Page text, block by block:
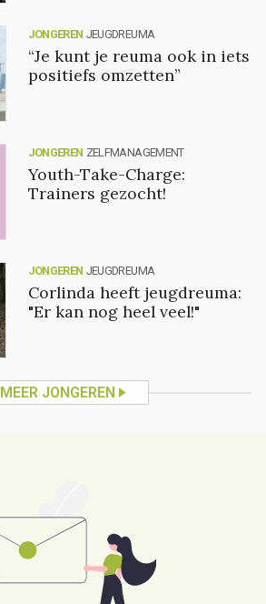
JONGEREN JEUGDREUMA
“Je kunt je reuma ook in iets
positiefs omzetten”
JONGEREN ZELFMANAGEMENT
Youth-Take-Charge:
Trainers gezocht!
JONGEREN JEUGDREUMA
Corlinda heeft jeugdreuma:
"Er kan nog heel veel!"
MEER JONGEREN